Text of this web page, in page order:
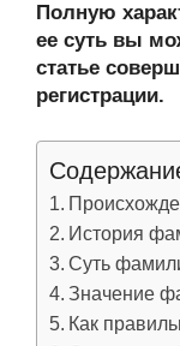
Полную
ее суть вы
статье
регистрации.
История
Суть
Значение
Как